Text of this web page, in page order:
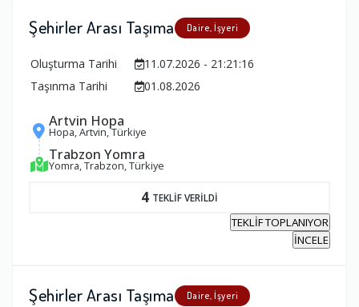
Şehirler Arası Taşıma Daire, İşyeri
Oluşturma Tarihi
11.07.2026 - 21:21:16
Taşınma Tarihi
01.08.2026
Artvin Hopa
Hopa, Artvin, Türkiye
Trabzon Yomra
Yomra, Trabzon, Türkiye
4 TEKLİF VERİLDİ
TEKLİF TOPLANIYOR
İNCELE
Şehirler Arası Taşıma Daire, İşyeri